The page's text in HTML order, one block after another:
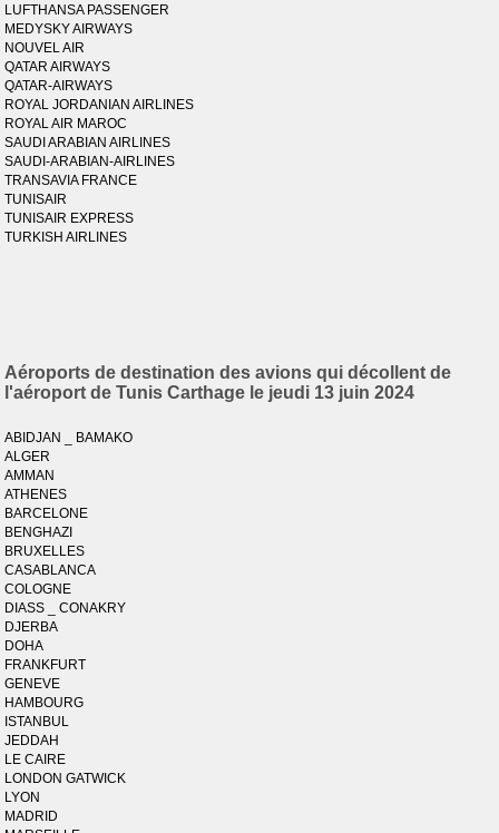
LUFTHANSA PASSENGER
MEDYSKY AIRWAYS
NOUVEL AIR
QATAR AIRWAYS
QATAR-AIRWAYS
ROYAL JORDANIAN AIRLINES
ROYAL AIR MAROC
SAUDI ARABIAN AIRLINES
SAUDI-ARABIAN-AIRLINES
TRANSAVIA FRANCE
TUNISAIR
TUNISAIR EXPRESS
TURKISH AIRLINES
Aéroports de destination des avions qui décollent de
l'aéroport de Tunis Carthage le jeudi 13 juin 2024
ABIDJAN _ BAMAKO
ALGER
AMMAN
ATHENES
BARCELONE
BENGHAZI
BRUXELLES
CASABLANCA
COLOGNE
DIASS _ CONAKRY
DJERBA
DOHA
FRANKFURT
GENEVE
HAMBOURG
ISTANBUL
JEDDAH
LE CAIRE
LONDON GATWICK
LYON
MADRID